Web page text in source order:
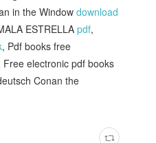
in the Windowdownload
ESTRELLApdf,
, Pdf books free
Free electronic pdf books
Conan the